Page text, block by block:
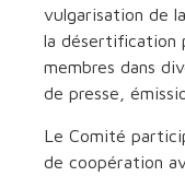
vulgarisation de
la désertification
membres dans
de presse,
Le Comité
de coopération